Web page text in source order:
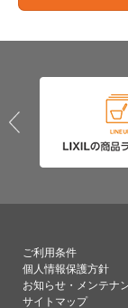
ご利用条件
個人情報保護方針
お知らせ・メンテナ
サイトマップ